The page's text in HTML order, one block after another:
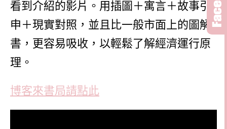
看到介紹的影片。 用插圖＋寓言＋故事引
申＋現實對照，並且比一般市面上的圖解
書，更容易吸收，以輕鬆了解經濟運行原
理。
博客來書局請點此